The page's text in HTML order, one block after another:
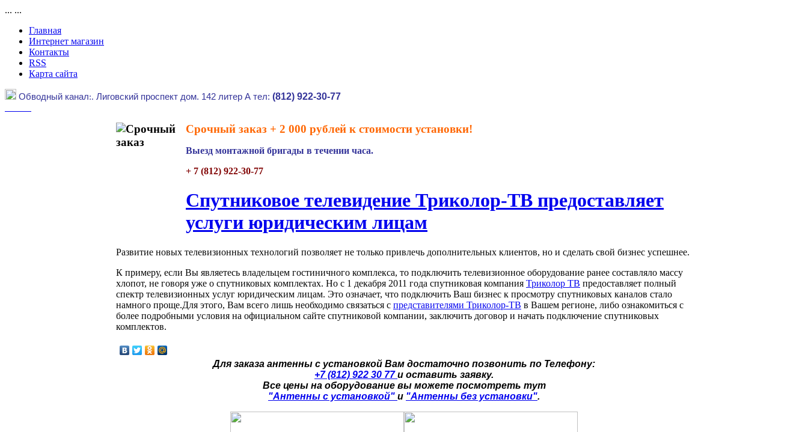
... ...
Главная
Интернет магазин
Контакты
RSS
Карта сайта
Обводный канал:. Лиговский проспект дом. 142 литер А тел: (812) 922-30-77
Срочный заказ + 2 000 рублей к стоимости установки!
Выезд монтажной бригады в течении часа.
+ 7 (812) 922-30-77
Спутниковое телевидение Триколор-ТВ предоставляет
услуги юридическим лицам
Развитие новых телевизионных технологий позволяет не только привлечь дополнительных клиентов, но и сделать свой бизнес успешнее.
К примеру, если Вы являетесь владельцем гостиничного комплекса, то подключить телевизионное оборудование ранее составляло массу
хлопот, не говоря уже о спутниковых комплектах. Но с 1 декабря 2011 года спутниковая компания Триколор ТВ предоставляет полный
спектр телевизионных услуг юридическим лицам. Это означает, что подключить Ваш бизнес к просмотру спутниковых каналов стало
намного проще.Для этого, Вам всего лишь необходимо связаться с представителями Триколор-ТВ в Вашем регионе, либо ознакомиться с
более подробными условия на официальном сайте спутниковой компании, заключить договор и начать подключение спутниковых
комплектов.
Для заказа антенны с установкой Вам достаточно позвонить по Телефону:
+7 (812) 922 30 77 и оставить заявку.
Все цены на оборудование вы можете посмотреть тут
"Антенны с установкой" и "Антенны без установки".